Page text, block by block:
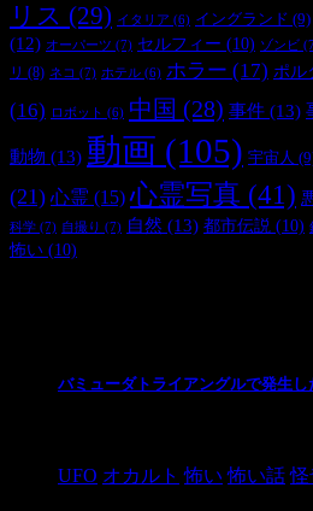
リス (29) イタリア (6) イングランド (9)
(12) オーパーツ (7) セルフィー (10) ゾンビ
リ (8) ネコ (7) ホテル (6) ホラー (17) ポル
(16)
ロボット (6) 中国 (28) 事件 (13)
動物 (13) 動画 (105) 宇宙人
(21) 心霊 (15) 心霊写真 (41)
科学 (7) 自撮り (7) 自然 (13) 都市伝説 (10)
怖い (10)
バミューダトライアングルで発生
UFO オカルト 怖い 怖い話 怪